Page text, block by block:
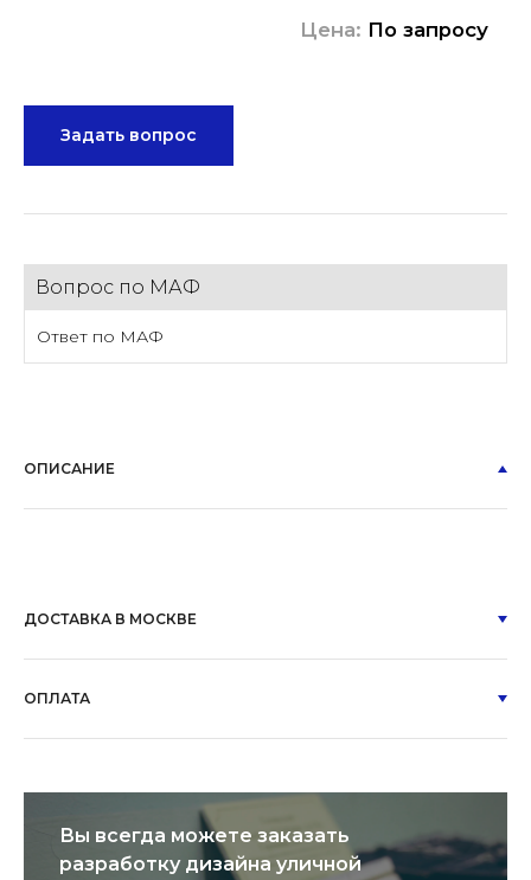
Цена: По запросу
Задать вопрос
Вопрос по МАФ
Ответ по МАФ
ОПИСАНИЕ
ДОСТАВКА В МОСКВЕ
ОПЛАТА
Вы всегда можете заказать
разработку дизайна уличной